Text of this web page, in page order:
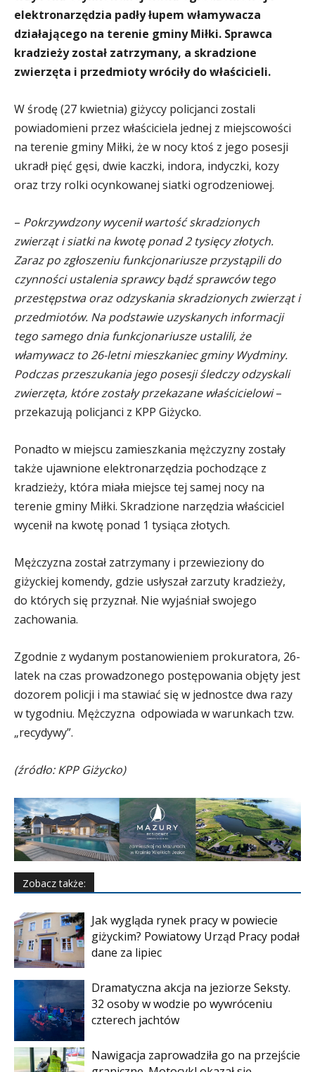
elektronarzędzia padły łupem włamywacza
działającego na terenie gminy Miłki. Sprawca
kradzieży został zatrzymany, a skradzione
zwierzęta i przedmioty wróciły do właścicieli.
W środę (27 kwietnia) giżyccy policjanci zostali
powiadomieni przez właściciela jednej z miejscowości
na terenie gminy Miłki, że w nocy ktoś z jego posesji
ukradł pięć gęsi, dwie kaczki, indora, indyczki, kozy
oraz trzy rolki ocynkowanej siatki ogrodzeniowej.
– Pokrzywdzony wycenił wartość skradzionych
zwierząt i siatki na kwotę ponad 2 tysięcy złotych.
Zaraz po zgłoszeniu funkcjonariusze przystąpili do
czynności ustalenia sprawcy bądź sprawców tego
przestępstwa oraz odzyskania skradzionych zwierząt i
przedmiotów. Na podstawie uzyskanych informacji
tego samego dnia funkcjonariusze ustalili, że
włamywacz to 26-letni mieszkaniec gminy Wydminy.
Podczas przeszukania jego posesji śledczy odzyskali
zwierzęta, które zostały przekazane właścicielowi–
przekazują policjanci z KPP Giżycko.
Ponadto w miejscu zamieszkania mężczyzny zostały
także ujawnione elektronarzędzia pochodzące z
kradzieży, która miała miejsce tej samej nocy na
terenie gminy Miłki. Skradzione narzędzia właściciel
wycenił na kwotę ponad 1 tysiąca złotych.
Mężczyzna został zatrzymany i przewieziony do
giżyckiej komendy, gdzie usłyszał zarzuty kradzieży,
do których się przyznał. Nie wyjaśniał swojego
zachowania.
Zgodnie z wydanym postanowieniem prokuratora, 26-
latek na czas prowadzonego postępowania objęty jest
dozorem policji i ma stawiać się w jednostce dwa razy
w tygodniu. Mężczyzna odpowiada w warunkach tzw.
„recydywy”.
(źródło: KPP Giżycko)
Zobacz także:
Jak wygląda rynek pracy w powiecie
giżyckim? Powiatowy Urząd Pracy podał
dane za lipiec
Dramatyczna akcja na jeziorze Seksty.
32 osoby w wodzie po wywróceniu
czterech jachtów
Nawigacja zaprowadziła go na przejście